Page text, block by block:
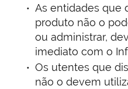
As entidades que
produto não o
ou administrar,
imediato com o
Os utentes que
não o devem